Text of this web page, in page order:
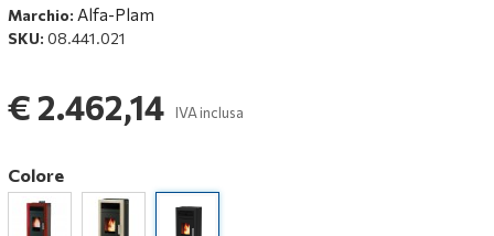
Marchio: Alfa-Plam
SKU: 08.441.021
€ 2.462,14 IVA inclusa
Colore